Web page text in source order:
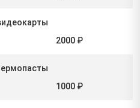
2000 ₽
1000 ₽